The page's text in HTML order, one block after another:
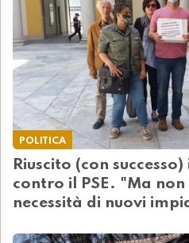
POLITICA
Riuscito (con
contro il PSE. "Ma
necessità di nuovi